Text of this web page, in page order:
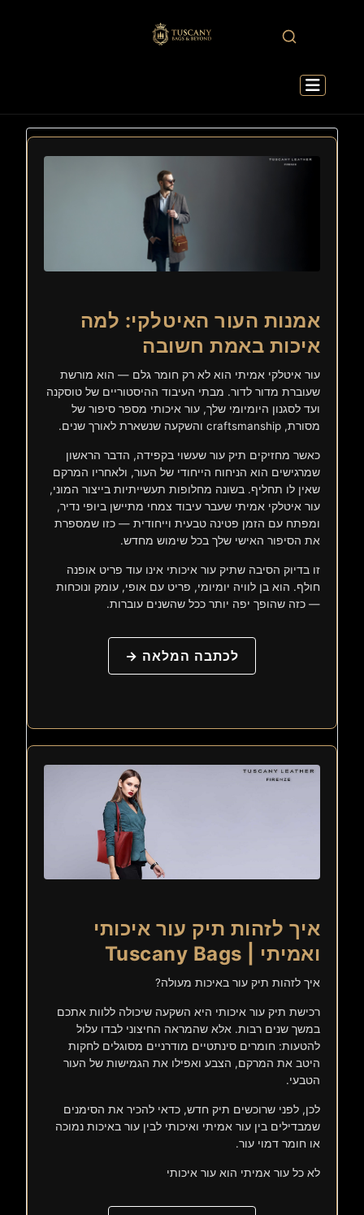
אמנות העור האיטלקי: למה
איכות באמת חשובה
עור איטלקי אמיתי הוא לא רק חומר גלם — הוא מורשת
שעוברת מדור לדור. מבתי העיבוד ההיסטוריים של טוסקנה
ועד לסגנון היומיומי שלך, עור איכותי מספר סיפור של
מסורת, craftsmanship והשקעה שנשארת לאורך שנים.
כאשר מחזיקים תיק עור שעשוי בקפידה, הדבר הראשון
שמרגישים הוא הניחוח הייחודי של העור, ולאחריו המרקם
שאין לו תחליף. בשונה מחלופות תעשייתיות בייצור המוני,
עור איטלקי אמיתי שעבר עיבוד צמחי מתיישן ביופי נדיר,
ומפתח עם הזמן פטינה טבעית וייחודית — כזו שמספרת
את הסיפור האישי שלך בכל שימוש מחדש.
זו בדיוק הסיבה שתיק עור איכותי אינו עוד פריט אופנה
חולף. הוא בן לוויה יומיומי, פריט עם אופי, עומק ונוכחות
— כזה שהופך יפה יותר ככל שהשנים עוברות.
לכתבה המלאה →
איך לזהות תיק עור איכותי
ואמיתי | Tuscany Bags
איך לזהות תיק עור באיכות מעולה?
רכישת תיק עור איכותי היא השקעה שיכולה ללוות אתכם
במשך שנים רבות. אלא שהמראה החיצוני לבדו עלול
להטעות: חומרים סינתטיים מודרניים מסוגלים לחקות
היטב את המרקם, הצבע ואפילו את הגמישות של העור
הטבעי.
לכן, לפני שרוכשים תיק חדש, כדאי להכיר את הסימנים
שמבדילים בין עור אמיתי ואיכותי לבין עור באיכות נמוכה
או חומר דמוי עור.
לא כל עור אמיתי הוא עור איכותי